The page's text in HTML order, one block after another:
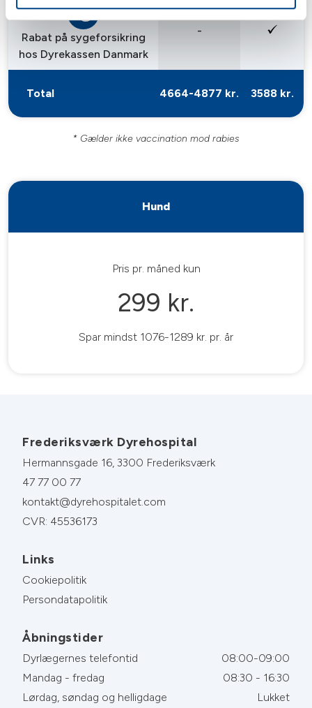
Rabat på sygeforsikring
hos Dyrekassen Danmark
-
Total 4664-4877 kr. 3588 kr.
* Gælder ikke vaccination mod rabies
Hund
Pris pr. måned kun
299 kr.
Spar mindst 1076-1289 kr. pr. år
Frederiksværk Dyrehospital
Hermannsgade 16, 3300 Frederiksværk
47 77 00 77
kontakt@dyrehospitalet.com
CVR: 45536173
Links
Cookiepolitik
Persondatapolitik
Åbningstider
Dyrlægernes telefontid
08:00-09:00
Mandag - fredag
08:30 - 16:30
Lørdag, søndag og helligdage
Lukket